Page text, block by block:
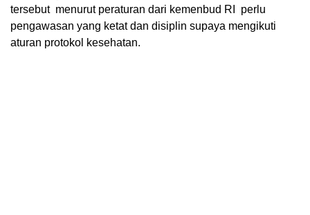
tersebut menurut peraturan dari kemenbud RI perlu
pengawasan yang ketat dan disiplin supaya mengikuti
aturan protokol kesehatan.